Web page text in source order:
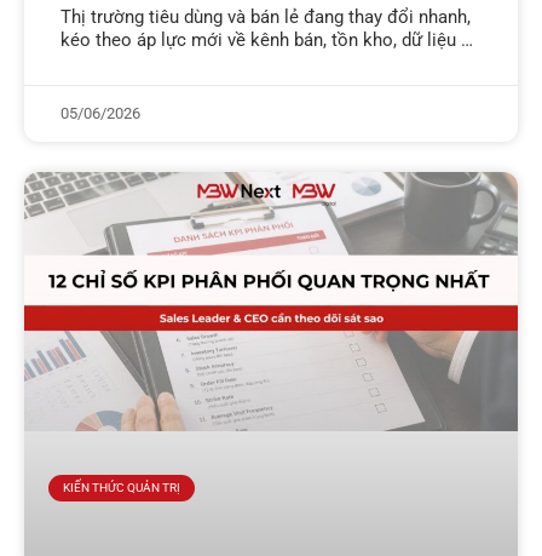
Thị trường tiêu dùng và bán lẻ đang thay đổi nhanh,
kéo theo áp lực mới về kênh bán, tồn kho, dữ liệu và
05/06/2026
KIẾN THỨC QUẢN TRỊ